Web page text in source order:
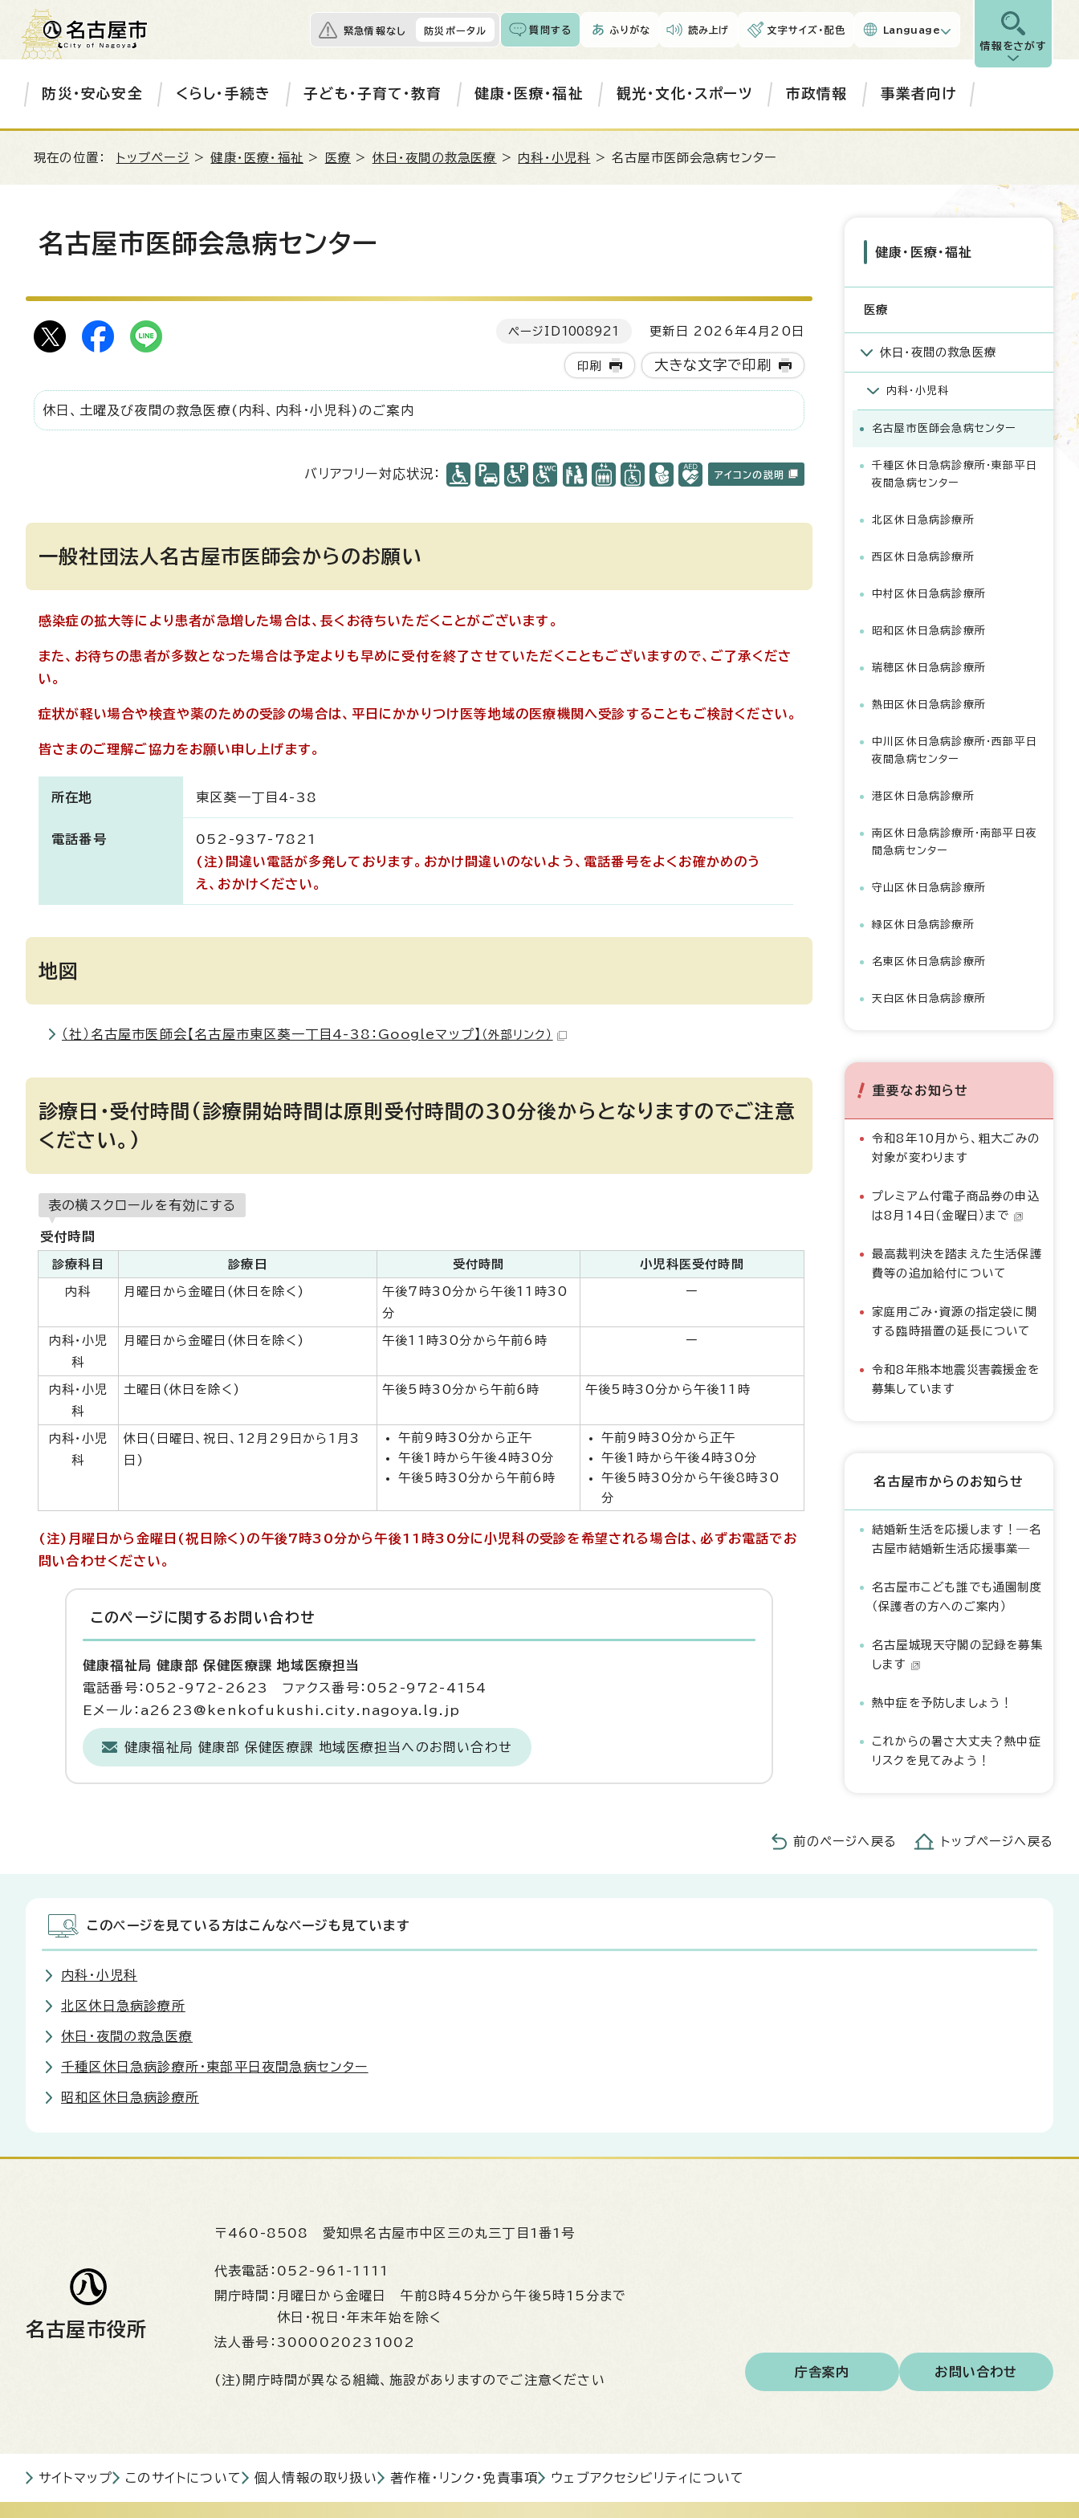
緊急情報なし 防災ポータル 質問する ふりがな 読み上げ 文字サイズ・配色 Language
情報をさがす
防災・安心安全 くらし・手続き 子ども・子育て・教育 健康・医療・福祉 観光・文化・スポーツ 市政情報 事業者向け
現在の位置： トップページ >健康・医療・福祉 > 医療 > 休日・夜間の救急医療 > 内科・小児科 > 名古屋市医師会急病センター
名古屋市医師会急病センター
ページID 1008921 更新日 2026年4月20日
印刷 大きな文字で印刷
休日、土曜及び夜間の救急医療(内科、内科・小児科)のご案内
バリアフリー対応状況： アイコンの説明
一般社団法人名古屋市医師会からのお願い
感染症の拡大等により患者が急増した場合は、長くお待ちいただくことがございます。
また、お待ちの患者が多数となった場合は予定よりも早めに受付を終了させていただくこともございますので、ご了承くださ
い。
症状が軽い場合や検査や薬のための受診の場合は、平日にかかりつけ医等地域の医療機関へ受診することもご検討ください。
皆さまのご理解ご協力をお願い申し上げます。
所在地 東区葵一丁目4-38
電話番号
052-937-7821
(注)間違い電話が多発しております。おかけ間違いのないよう、電話番号をよくお確かめのう
え、おかけください。
地図
（社）名古屋市医師会【名古屋市東区葵一丁目4-38：Googleマップ】 （外部リンク）
診療日・受付時間(診療開始時間は原則受付時間の30分後からとなりますのでご注意
ください。)
表の横スクロールを有効にする
受付時間
診療科目 診療日 受付時間 小児科医受付時間
内科 月曜日から金曜日(休日を除く)
午後7時30分から午後11時30
分
ー
内科・小児
科
月曜日から金曜日(休日を除く) 午後11時30分から午前6時 ー
内科・小児
科
土曜日(休日を除く) 午後5時30分から午前6時 午後5時30分から午後11時
内科・小児
科
休日(日曜日、祝日、12月29日から1月3
日)
午前9時30分から正午
午後1時から午後4時30分
午後5時30分から午前6時
午前9時30分から正午
午後1時から午後4時30分
午後5時30分から午後8時30
分
(注)月曜日から金曜日(祝日除く)の午後7時30分から午後11時30分に小児科の受診を希望される場合は、必ずお電話でお
問い合わせください。
このページに関する お問い合わせ
健康福祉局 健康部 保健医療課 地域医療担当
電話番号：052-972-2623 ファクス番号：052-972-4154
Eメール：a2623@kenkofukushi.city.nagoya.lg.jp
健康福祉局 健康部 保健医療課 地域医療担当へのお問い合わせ
健康・医療・福祉
医療
休日・夜間の救急医療
内科・小児科
名古屋市医師会急病センター
千種区休日急病診療所・東部平日
夜間急病センター
北区休日急病診療所
西区休日急病診療所
中村区休日急病診療所
昭和区休日急病診療所
瑞穂区休日急病診療所
熱田区休日急病診療所
中川区休日急病診療所・西部平日
夜間急病センター
港区休日急病診療所
南区休日急病診療所・南部平日夜
間急病センター
守山区休日急病診療所
緑区休日急病診療所
名東区休日急病診療所
天白区休日急病診療所
重要なお知らせ
令和8年10月から、粗大ごみの
対象が変わります
プレミアム付電子商品券の申込
は8月14日（金曜日）まで
最高裁判決を踏まえた生活保護
費等の追加給付について
家庭用ごみ・資源の指定袋に関
する臨時措置の延長について
令和8年熊本地震災害義援金を
募集しています
名古屋市からのお知らせ
結婚新生活を応援します！―名
古屋市結婚新生活応援事業―
名古屋市こども誰でも通園制度
（保護者の方へのご案内）
名古屋城現天守閣の記録を募集
します
熱中症を予防しましょう！
これからの暑さ大丈夫？熱中症
リスクを見てみよう！
前のページへ戻る トップページへ戻る
このページを見ている方はこんなページも見ています
内科・小児科
北区休日急病診療所
休日・夜間の救急医療
千種区休日急病診療所・東部平日夜間急病センター
昭和区休日急病診療所
名古屋市役所
〒460-8508 愛知県名古屋市中区三の丸三丁目1番1号
代表電話： 052-961-1111
開庁時間： 月曜日から金曜日 午前8時45分から午後5時15分まで
休日・祝日・年末年始を除く
法人番号： 3000020231002
(注)開庁時間が異なる組織、施設がありますのでご注意ください
庁舎案内 お問い合わせ
サイトマップ このサイトについて 個人情報の取り扱い 著作権・リンク・免責事項 ウェブアクセシビリティについて